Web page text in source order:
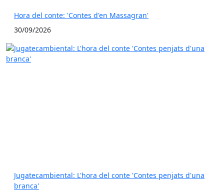
Hora del conte: 'Contes d'en Massagran'
30/09/2026
Jugatecambiental: L'hora del conte 'Contes penjats d'una
branca'